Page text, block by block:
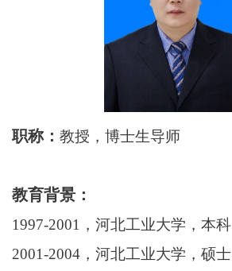
职称： 教授，博士生导师
教育背景：
1997-2001 ，河北工业大学，本科
2001-2004 ，河北工业大学，硕士